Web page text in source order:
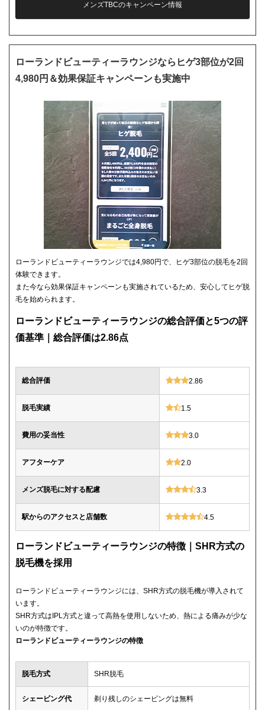
メンズTBCのキャンペーン情報
ローランドビューティーラウンジならヒゲ3部位が2回
4,980円＆効果保証キャンペーンも実施中
ローランドビューティーラウンジでは4,980円で、ヒゲ3部位の脱毛を2回
体験できます。
また今なら効果保証キャンペーンも実施されているため、安心してヒゲ脱
毛を始められます。
ローランドビューティーラウンジの総合評価と5つの評
価基準｜総合評価は2.86点
総合評価 2.86
脱毛実績 1.5
費用の妥当性 3.0
アフターケア 2.0
メンズ脱毛に対する配慮 3.3
駅からのアクセスと店舗数 4.5
ローランドビューティーラウンジの特徴｜SHR方式の
脱毛機を採用
ローランドビューティーラウンジには、SHR方式の脱毛機が導入されて
います。
SHR方式はIPL方式と違って高熱を使用しないため、熱による痛みが少な
いのが特徴です。
ローランドビューティーラウンジの特徴
脱毛方式 SHR脱毛
シェービング代 剃り残しのシェービングは無料